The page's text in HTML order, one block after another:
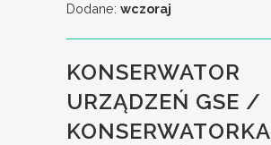
Dodane: wczoraj
KONSERWATOR
URZĄDZEŃ GSE /
KONSERWATORKA